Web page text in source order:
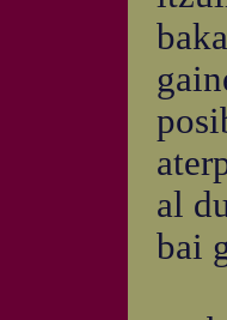
al
bai